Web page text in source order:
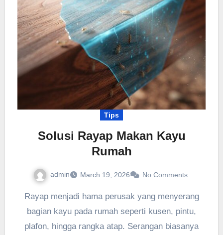
Tips
Solusi Rayap Makan Kayu
Rumah
admin March 19, 2026 No Comments
Rayap menjadi hama perusak yang menyerang
bagian kayu pada rumah seperti kusen, pintu,
plafon, hingga rangka atap. Serangan biasanya